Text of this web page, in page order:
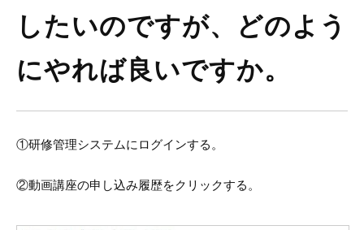
したいのですが、どのよう
にやれば良いですか。
①研修管理システムにログインする。
②動画講座の申し込み履歴をクリックする。